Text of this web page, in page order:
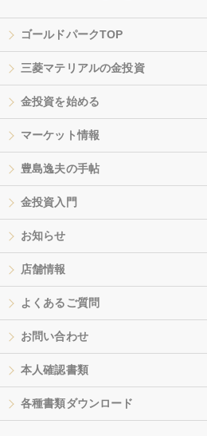
ゴールドパークTOP
三菱マテリアルの金投資
金投資を始める
マーケット情報
豊島逸夫の手帖
金投資入門
お知らせ
店舗情報
よくあるご質問
お問い合わせ
本人確認書類
各種書類ダウンロード